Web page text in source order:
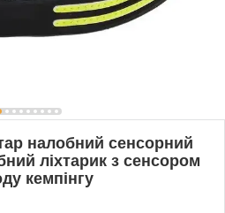
налобний сенсорний
ліхтарик з сенсором
кемпінгу